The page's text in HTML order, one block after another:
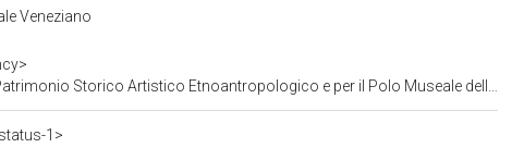
Veneziano
e per il Polo Museale della citta' di Venezia e dei comuni della gronda lagunare
1>